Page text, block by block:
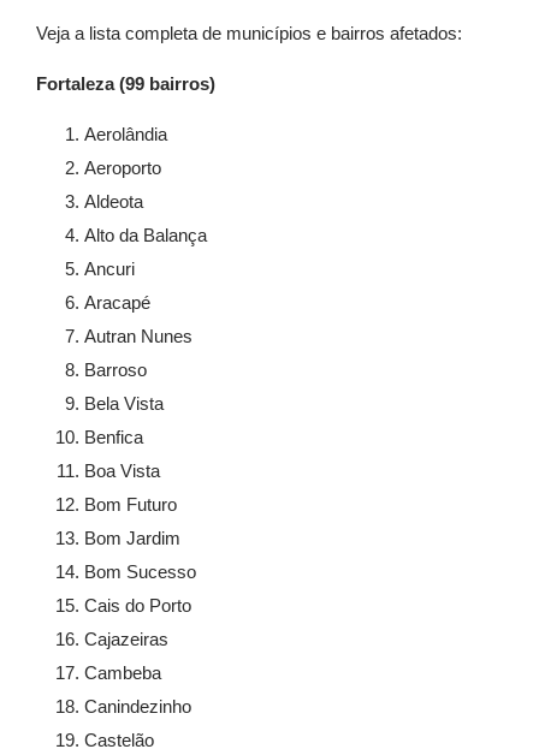
Veja a lista completa de municípios e bairros afetados:
Fortaleza (99 bairros)
Aerolândia
Aeroporto
Aldeota
Alto da Balança
Ancuri
Aracapé
Autran Nunes
Barroso
Bela Vista
Benfica
Boa Vista
Bom Futuro
Bom Jardim
Bom Sucesso
Cais do Porto
Cajazeiras
Cambeba
Canindezinho
Castelão